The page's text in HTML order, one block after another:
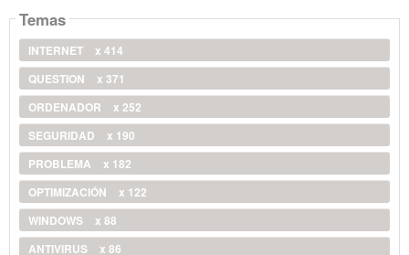
Temas
INTERNET
x 414
QUESTION
x 371
ORDENADOR
x 252
SEGURIDAD
x 190
PROBLEMA
x 182
OPTIMIZACIÓN
x 122
WINDOWS
x 88
ANTIVIRUS
x 86